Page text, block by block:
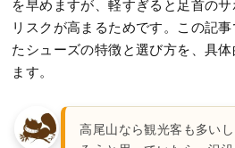
を早めますが、軽すぎると足首の
リスクが高まるためです。この記
たシューズの特徴と選び方を、具
ます。
高尾山なら観光客も多い